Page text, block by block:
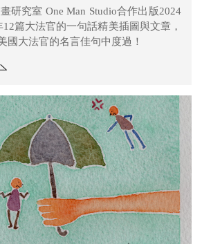
研究室 One Man Studio合作出版2024
篇大法官的一句話精美插圖與文章，
國大法官的名言佳句中度過！